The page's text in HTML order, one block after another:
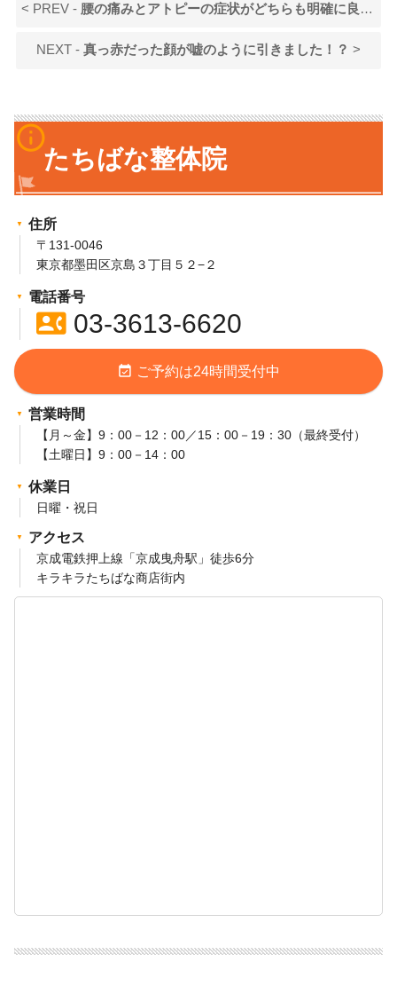
< PREV - 腰の痛みとアトピーの症状がどちらも明確に良くなっていることが分かります！！
NEXT - 真っ赤だった顔が嘘のように引きました！？ >
info_outline
たちばな整体院
住所
〒131-0046
東京都墨田区京島３丁目５２−２
電話番号
contact_phone03-3613-6620
event_available ご予約は24時間受付中
営業時間
【月～金】9：00－12：00／15：00－19：30（最終受付）
【土曜日】9：00－14：00
休業日
日曜・祝日
アクセス
京成電鉄押上線「京成曳舟駅」徒歩6分
キラキラたちばな商店街内